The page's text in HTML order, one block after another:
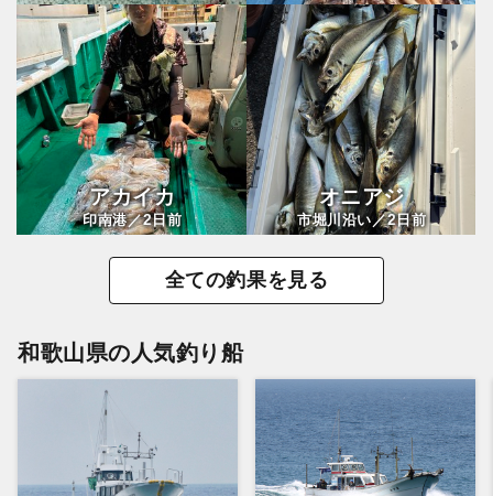
アカイカ
印南港／2日前
オニアジ
市堀川沿い／2日前
全ての釣果を見る
和歌山県の人気釣り船